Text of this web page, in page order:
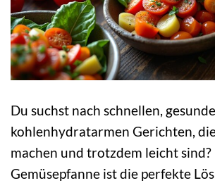
Du suchst nach schnellen,
kohlenhydratarmen Gerichten,
machen und trotzdem leicht sind?
Gemüsepfanne ist die perfekte